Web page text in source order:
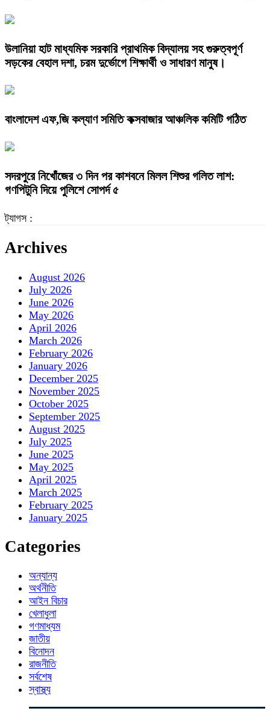
উলানিয়া হাট মাধ্যমিক সরকারি প্রাথমিক বিদ্যালয় সহ গুরুত্বপূর্ণ
সড়কের বেহাল দশা, চরম দুর্ভোগে শিক্ষার্থী ও সাধারণ মানুষ।
বাংলাদেশ এফ,জি কল্যাণ সমিতি কক্সবাজার আঞ্চলিক কমিটি গঠিত
সদরপুরে নিখোঁজের ৩ দিন পর কাশবনে মিলল শিশুর গলিত লাশ:
গণপিটুনি দিয়ে পুলিশে সোপর্দ ৫
ট্যাগস :
Archives
August 2026
July 2026
June 2026
May 2026
April 2026
March 2026
February 2026
January 2026
December 2025
November 2025
October 2025
September 2025
August 2025
July 2025
June 2025
May 2025
April 2025
March 2025
February 2025
January 2025
Categories
অন্যান্য
অর্থনীতি
আইন বিচার
খেলাধুলা
গণমাধ্যম
জাতীয়
বিনোদন
রাজনীতি
সর্বশেষ
স্বাস্থ্য